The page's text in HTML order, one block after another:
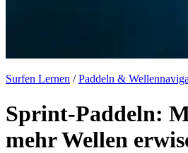
Surfen Lernen / Paddeln &
Sprint-Paddeln:
mehr Wellen